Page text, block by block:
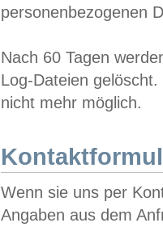
personenbezogenen
Nach 60 Tagen
Log-Dateien
nicht mehr möglich.
Wenn sie uns per
Angaben aus dem